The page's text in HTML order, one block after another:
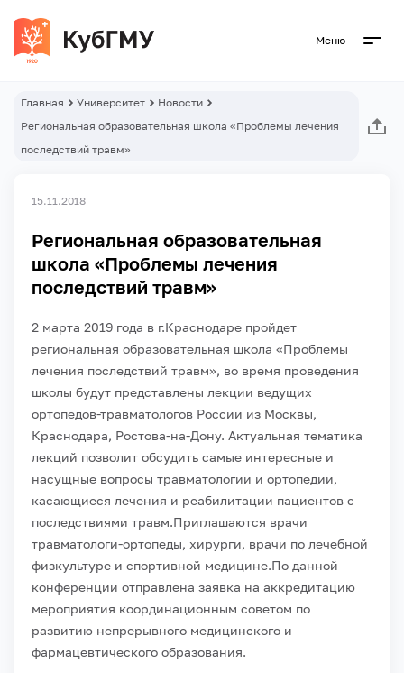
Меню
Главная Университет
Новости
Региональная образовательная школа «Проблемы лечения
последствий травм»
15.11.2018
Региональная образовательная
школа «Проблемы лечения
последствий травм»
2 марта 2019 года в г.Краснодаре пройдет
региональная образовательная школа «Проблемы
лечения последствий травм», во время проведения
школы будут представлены лекции ведущих
ортопедов-травматологов России из Москвы,
Краснодара, Ростова-на-Дону. Актуальная тематика
лекций позволит обсудить самые интересные и
насущные вопросы травматологии и ортопедии,
касающиеся лечения и реабилитации пациентов с
последствиями травм.Приглашаются врачи
травматологи-ортопеды, хирурги, врачи по лечебной
физкультуре и спортивной медицине.По данной
конференции отправлена заявка на аккредитацию
мероприятия координационным советом по
развитию непрерывного медицинского и
фармацевтического образования.